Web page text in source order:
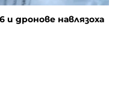
и дронове навлязоха